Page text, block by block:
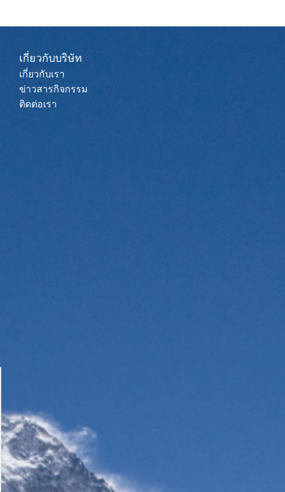
เกี่ยวกับบริษัท
เกี่ยวกับเรา
ข่าวสารกิจกรรม
ติดต่อเรา